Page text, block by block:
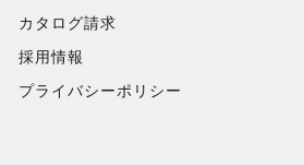
カタログ請求
採用情報
プライバシーポリシー